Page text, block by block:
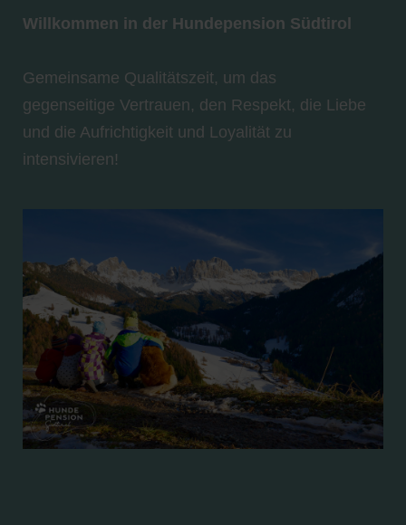
Willkommen in der Hundepension Südtirol
Gemeinsame Qualitätszeit, um das
gegenseitige Vertrauen, den Respekt, die Liebe
und die Aufrichtigkeit und Loyalität zu
intensivieren!